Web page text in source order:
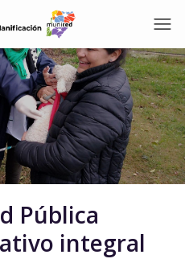
Pública
integral